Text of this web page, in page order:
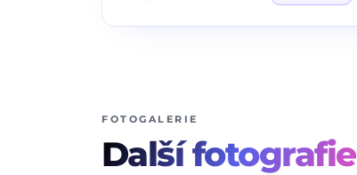
FOTOGALERIE
Dalšífotografie